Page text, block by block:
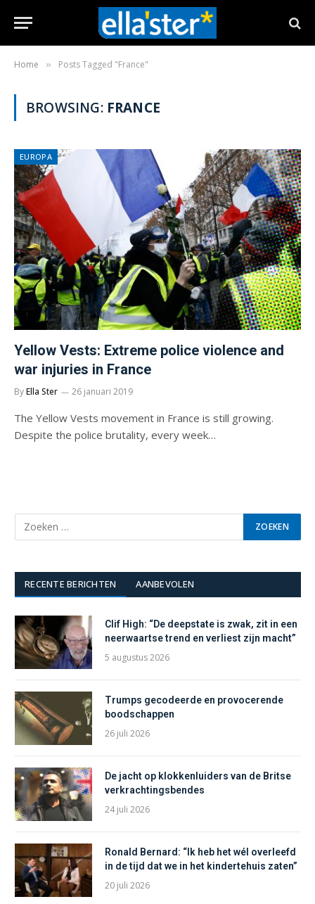
Home » Posts Tagged "France"
BROWSING: FRANCE
EUROPA
Yellow Vests: Extreme police violence and
war injuries in France
ByElla Ster 26 januari 2019
The Yellow Vests movement in France is still growing.
Despite the police brutality, every week…
RECENTE BERICHTEN AANBEVOLEN
Clif High: “De deepstate is zwak, zit in een
neerwaartse trend en verliest zijn macht”
5 augustus 2026
Trumps gecodeerde en provocerende
boodschappen
26 juli 2026
De jacht op klokkenluiders van de Britse
verkrachtingsbendes
24 juli 2026
Ronald Bernard: “Ik heb het wél overleefd
in de tijd dat we in het kindertehuis zaten”
20 juli 2026